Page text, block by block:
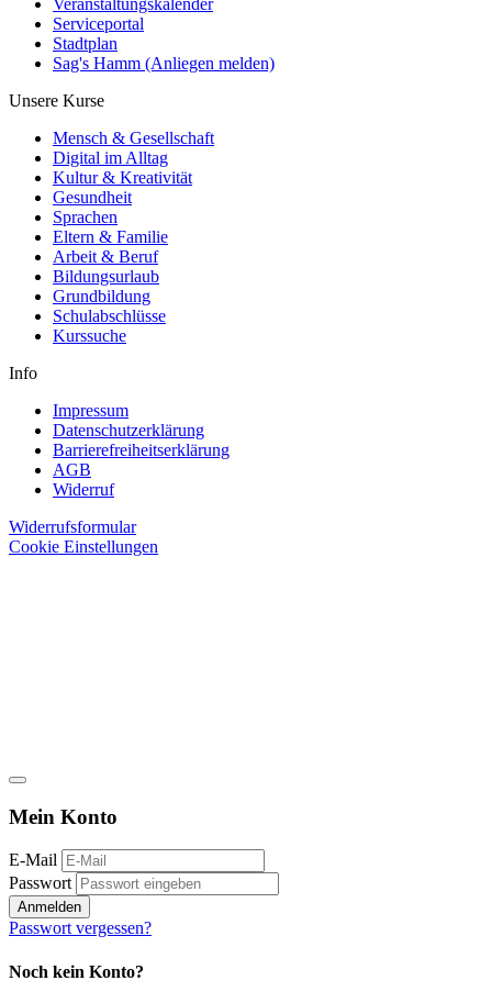
Veranstaltungskalender
Serviceportal
Stadtplan
Sag's Hamm (Anliegen melden)
Unsere Kurse
Mensch & Gesellschaft
Digital im Alltag
Kultur & Kreativität
Gesundheit
Sprachen
Eltern & Familie
Arbeit & Beruf
Bildungsurlaub
Grundbildung
Schulabschlüsse
Kurssuche
Info
Impressum
Datenschutzerklärung
Barrierefreiheitserklärung
AGB
Widerruf
Widerrufsformular
Cookie Einstellungen
Mein Konto
E-Mail
Passwort
Anmelden
Passwort vergessen?
Noch kein Konto?